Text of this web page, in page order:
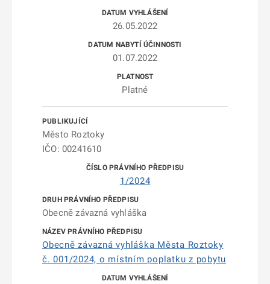
26.05.2022
01.07.2022
Platné
Město Roztoky
IČO: 00241610
1/2024
Obecně závazná vyhláška
Obecně závazná vyhláška Města Roztoky
č. 001/2024, o místním poplatku z pobytu